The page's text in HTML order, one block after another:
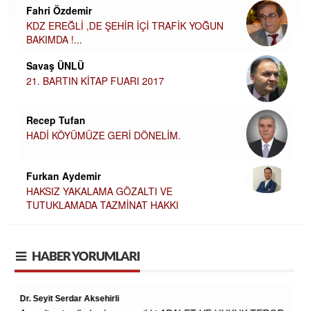
Fahri Özdemir
KDZ EREĞLİ ,DE ŞEHİR İÇİ TRAFİK YOĞUN
BAKIMDA !...
Savaş ÜNLÜ
21. BARTIN KİTAP FUARI 2017
Recep Tufan
HADİ KÖYÜMÜZE GERİ DÖNELİM.
Furkan Aydemir
HAKSIZ YAKALAMA GÖZALTI VE
TUTUKLAMADA TAZMİNAT HAKKI
HABER YORUMLARI
Zavallı işçi